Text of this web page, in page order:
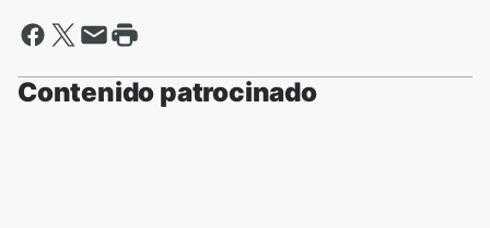
Contenido patrocinado